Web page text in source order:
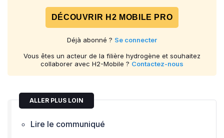
DÉCOUVRIR H2 MOBILE PRO
Déjà abonné ? Se connecter
Vous êtes un acteur de la filière hydrogène et souhaitez
collaborer avec H2-Mobile ? Contactez-nous
ALLER PLUS LOIN
Lire le communiqué